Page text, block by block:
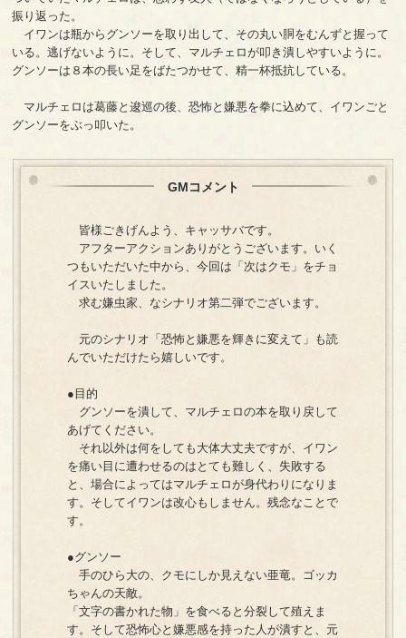
振り返った。
イワンは瓶からグンソーを取り出して、その丸い胴をむんずと握って
いる。逃げないように。そして、マルチェロが叩き潰しやすいように。
グンソーは８本の長い足をばたつかせて、精一杯抵抗している。
マルチェロは葛藤と逡巡の後、恐怖と嫌悪を拳に込めて、イワンごと
グンソーをぶっ叩いた。
GMコメント
皆様ごきげんよう、キャッサバです。
アフターアクションありがとうございます。いく
つもいただいた中から、今回は「次はクモ」をチョ
イスいたしました。
求む嫌虫家、なシナリオ第二弾でございます。
元のシナリオ「恐怖と嫌悪を輝きに変えて」も読
んでいただけたら嬉しいです。
●目的
グンソーを潰して、マルチェロの本を取り戻して
あげてください。
それ以外は何をしても大体大丈夫ですが、イワン
を痛い目に遭わせるのはとても難しく、失敗する
と、場合によってはマルチェロが身代わりになりま
す。そしてイワンは改心もしません。残念なことで
す。
●グンソー
手のひら大の、クモにしか見えない亜竜。ゴッカ
ちゃんの天敵。
「文字の書かれた物」を食べると分裂して殖えま
す。そして恐怖心と嫌悪感を持った人が潰すと、元